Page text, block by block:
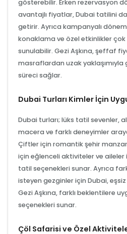
gösterebilir. Erken rezervasyon
avantajlı fiyatlar, Dubai tatilini
getirir. Ayrıca kampanyalı
konaklama ve özel etkinlikler
sunulabilir. Gezi Aşkına, şeffaf
masraflardan uzak yaklaşımıyla
süreci sağlar.
Dubai Turları Kimler İçin
Dubai turları; lüks tatil sevenler,
macera ve farklı deneyimler
Çiftler için romantik şehir
için eğlenceli aktiviteler ve aileler
tatil seçenekleri sunar. Ayrıca
isteyen gezginler için Dubai,
Gezi Aşkına, farklı beklentilere
seçenekleri sunar.
Çöl Safarisi ve Özel